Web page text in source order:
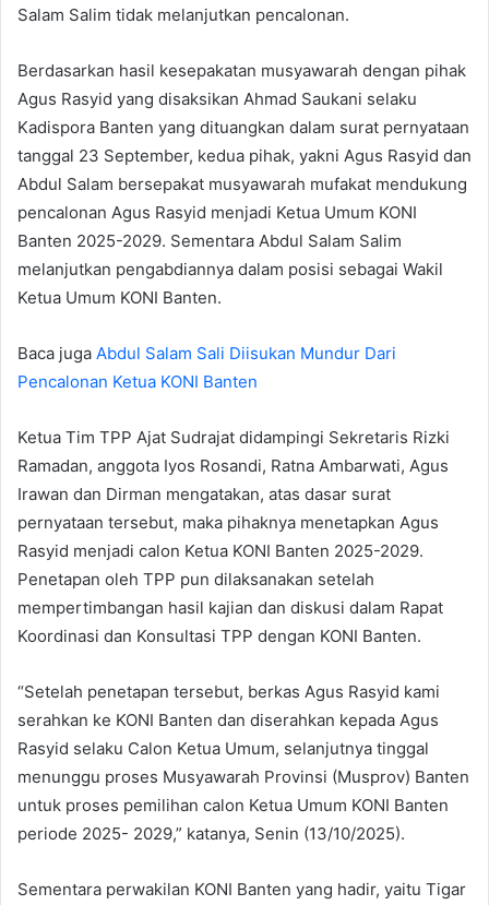
Salam Salim tidak melanjutkan pencalonan.
Berdasarkan hasil kesepakatan musyawarah dengan pihak
Agus Rasyid yang disaksikan Ahmad Saukani selaku
Kadispora Banten yang dituangkan dalam surat pernyataan
tanggal 23 September, kedua pihak, yakni Agus Rasyid dan
Abdul Salam bersepakat musyawarah mufakat mendukung
pencalonan Agus Rasyid menjadi Ketua Umum KONI
Banten 2025-2029. Sementara Abdul Salam Salim
melanjutkan pengabdiannya dalam posisi sebagai Wakil
Ketua Umum KONI Banten.
Baca juga Abdul Salam Sali Diisukan Mundur Dari
Pencalonan Ketua KONI Banten
Ketua Tim TPP Ajat Sudrajat didampingi Sekretaris Rizki
Ramadan, anggota Iyos Rosandi, Ratna Ambarwati, Agus
Irawan dan Dirman mengatakan, atas dasar surat
pernyataan tersebut, maka pihaknya menetapkan Agus
Rasyid menjadi calon Ketua KONI Banten 2025-2029.
Penetapan oleh TPP pun dilaksanakan setelah
mempertimbangan hasil kajian dan diskusi dalam Rapat
Koordinasi dan Konsultasi TPP dengan KONI Banten.
“Setelah penetapan tersebut, berkas Agus Rasyid kami
serahkan ke KONI Banten dan diserahkan kepada Agus
Rasyid selaku Calon Ketua Umum, selanjutnya tinggal
menunggu proses Musyawarah Provinsi (Musprov) Banten
untuk proses pemilihan calon Ketua Umum KONI Banten
periode 2025- 2029,” katanya, Senin (13/10/2025).
Sementara perwakilan KONI Banten yang hadir, yaitu Tigar